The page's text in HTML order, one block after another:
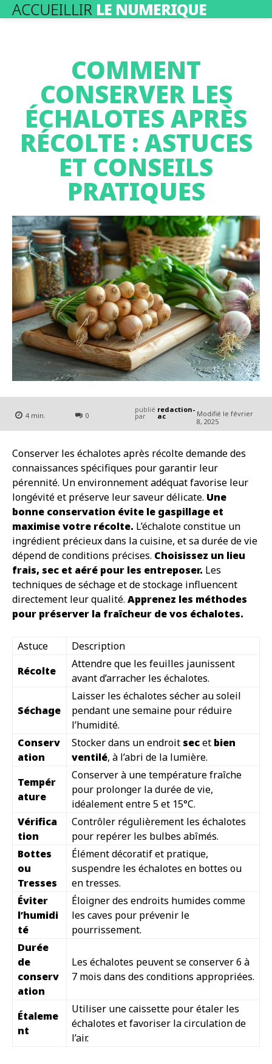
ACCUEILLIR LE NUMERIQUE
COMMENT
CONSERVER LES
ÉCHALOTES APRÈS
RÉCOLTE : ASTUCES
ET CONSEILS
PRATIQUES
4 min. 0
publié
par
redaction-
ac Modifié le février
8, 2025
Conserver les échalotes après récolte demande des
connaissances spécifiques pour garantir leur
pérennité. Un environnement adéquat favorise leur
longévité et préserve leur saveur délicate. Une
bonne conservation évite le gaspillage et
maximise votre récolte. L’échalote constitue un
ingrédient précieux dans la cuisine, et sa durée de vie
dépend de conditions précises. Choisissez un lieu
frais, sec et aéré pour les entreposer. Les
techniques de séchage et de stockage influencent
directement leur qualité. Apprenez les méthodes
pour préserver la fraîcheur de vos échalotes.
Astuce
Description
Récolte
Attendre que les feuilles jaunissent
avant d’arracher les échalotes.
Séchage
Laisser les échalotes sécher au soleil
pendant une semaine pour réduire
l’humidité.
Conserv
ation
Stocker dans un endroit secet bien
ventilé, à l’abri de la lumière.
Tempér
ature
Conserver à une température fraîche
pour prolonger la durée de vie,
idéalement entre 5 et 15°C.
Vérifica
tion
Contrôler régulièrement les échalotes
pour repérer les bulbes abîmés.
Bottes
ou
Tresses
Élément décoratif et pratique,
suspendre les échalotes en bottes ou
en tresses.
Éviter
l’humidi
té
Éloigner des endroits humides comme
les caves pour prévenir le
pourrissement.
Durée
de
conserv
ation
Les échalotes peuvent se conserver 6 à
7 mois dans des conditions appropriées.
Étaleme
nt
Utiliser une caissette pour étaler les
échalotes et favoriser la circulation de
l’air.